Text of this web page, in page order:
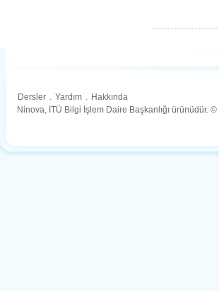
Dersler . Yardım . Hakkında
Ninova, İTÜ Bilgi İşlem Daire Başkanlığı ürünüdür. ©